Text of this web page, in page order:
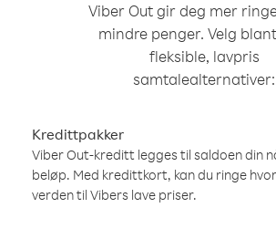
Viber Out gir deg mer
mindre penger. Velg
fleksible, lavpris
samtalealternativer:
Kredittpakker
Viber Out-kreditt legges til saldoen din
beløp. Med kredittkort, kan du ringe
verden til Vibers lave priser.